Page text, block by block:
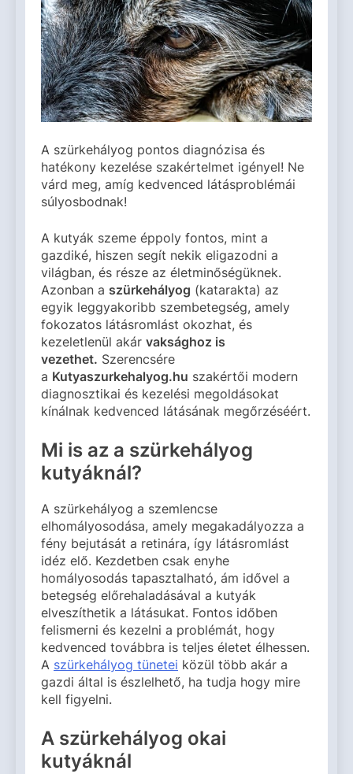
A szürkehályog pontos diagnózisa és
hatékony kezelése szakértelmet igényel! Ne
várd meg, amíg kedvenced látásproblémái
súlyosbodnak!
A kutyák szeme éppoly fontos, mint a
gazdiké, hiszen segít nekik eligazodni a
világban, és része az életminőségüknek.
Azonban a szürkehályog (katarakta) az
egyik leggyakoribb szembetegség, amely
fokozatos látásromlást okozhat, és
kezeletlenül akár vaksághoz is
vezethet. Szerencsére
a Kutyaszurkehalyog.hu szakértői modern
diagnosztikai és kezelési megoldásokat
kínálnak kedvenced látásának megőrzéséért.
Mi is az a szürkehályog
kutyáknál?
A szürkehályog a szemlencse
elhomályosodása, amely megakadályozza a
fény bejutását a retinára, így látásromlást
idéz elő. Kezdetben csak enyhe
homályosodás tapasztalható, ám idővel a
betegség előrehaladásával a kutyák
elveszíthetik a látásukat. Fontos időben
felismerni és kezelni a problémát, hogy
kedvenced továbbra is teljes életet élhessen.
A szürkehályog tünetei közül több akár a
gazdi által is észlelhető, ha tudja hogy mire
kell figyelni.
A szürkehályog okai
kutyáknál